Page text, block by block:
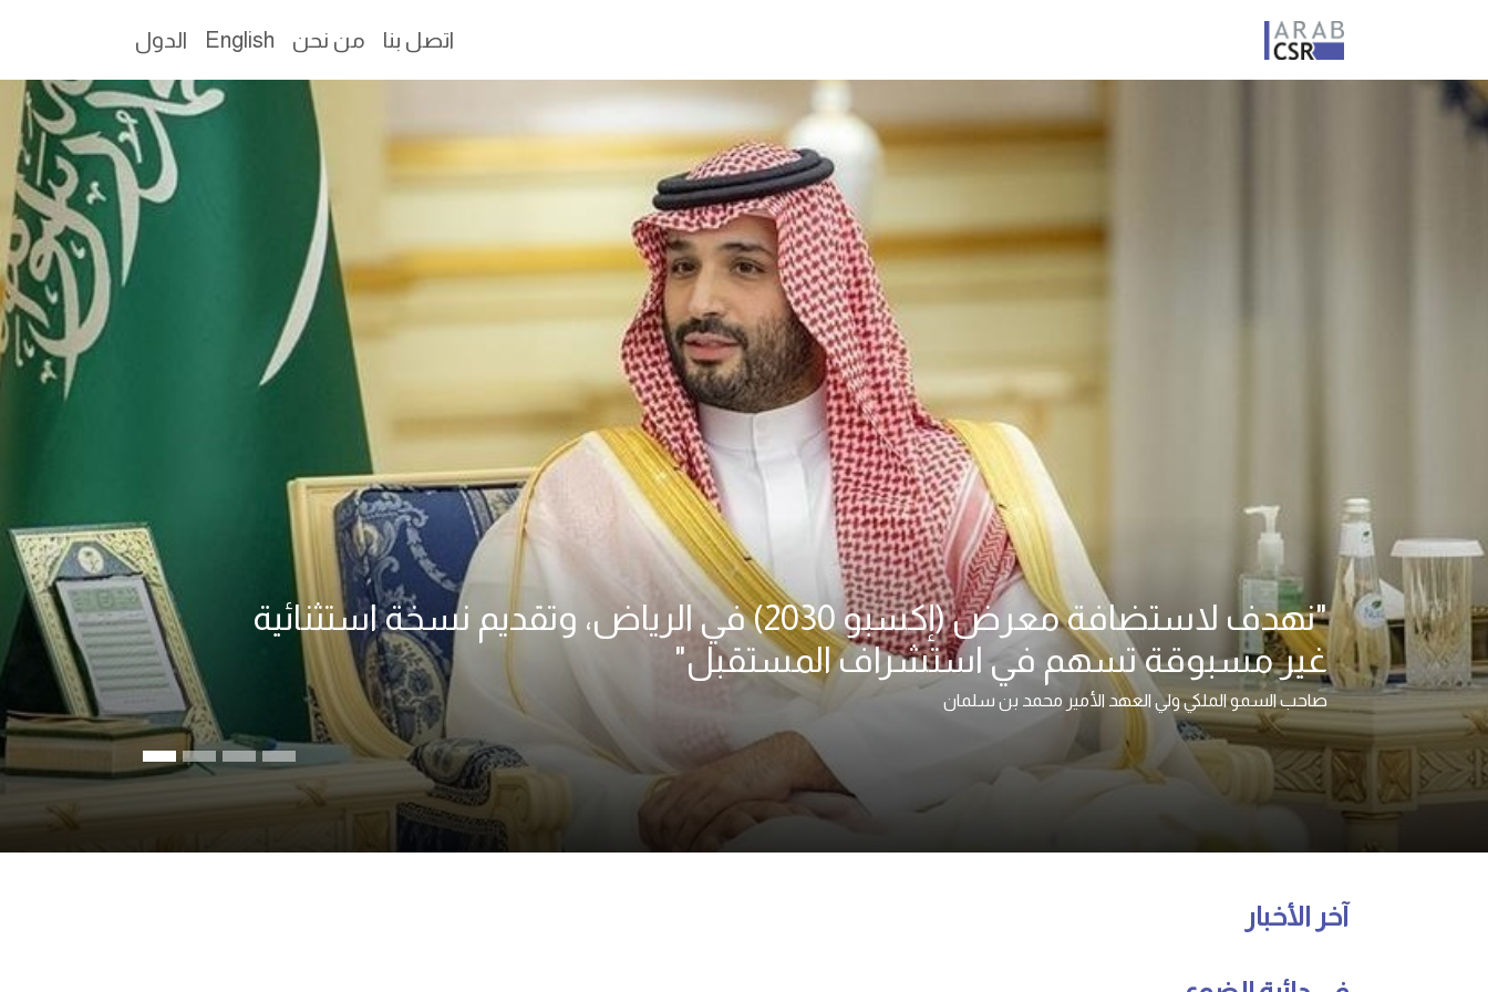
اتصل بنا من نحن English الدول
"نهدف لاستضافة معرض (إكسبو 2030) في الرياض، وتقديم نسخة استثنائية
غير مسبوقة تسهم في استشراف المستقبل"
صاحب السمو الملكي ولي العهد الأمير محمد بن سلمان
آخر الأخبار